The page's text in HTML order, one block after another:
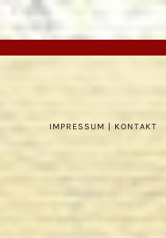
IMPRESSUM | KONTAKT